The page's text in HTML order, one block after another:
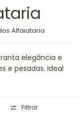
Alfaiataria
elegância e
e pesadas. Ideal
Filtrar